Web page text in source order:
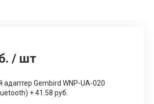
/ шт
адаптер Gembird WNP-UA-020
+ 41.58 руб.